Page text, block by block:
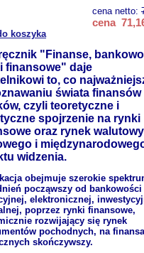
cena netto:
cena
koszyka
"Finanse,
finansowe" daje
to, co
świata finansów
czyli teoretyczne i
spojrzenie na rynki
oraz rynek
i
widzenia.
obejmuje szerokie
począwszy od bankowości
elektronicznej,
poprzez rynki finansowe,
rozwijający się rynek
pochodnych, na
skończywszy.